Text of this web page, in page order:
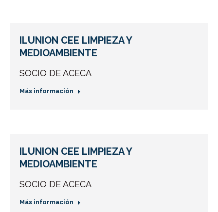
ILUNION CEE LIMPIEZA Y
MEDIOAMBIENTE
SOCIO DE ACECA
Más información
ILUNION CEE LIMPIEZA Y
MEDIOAMBIENTE
SOCIO DE ACECA
Más información